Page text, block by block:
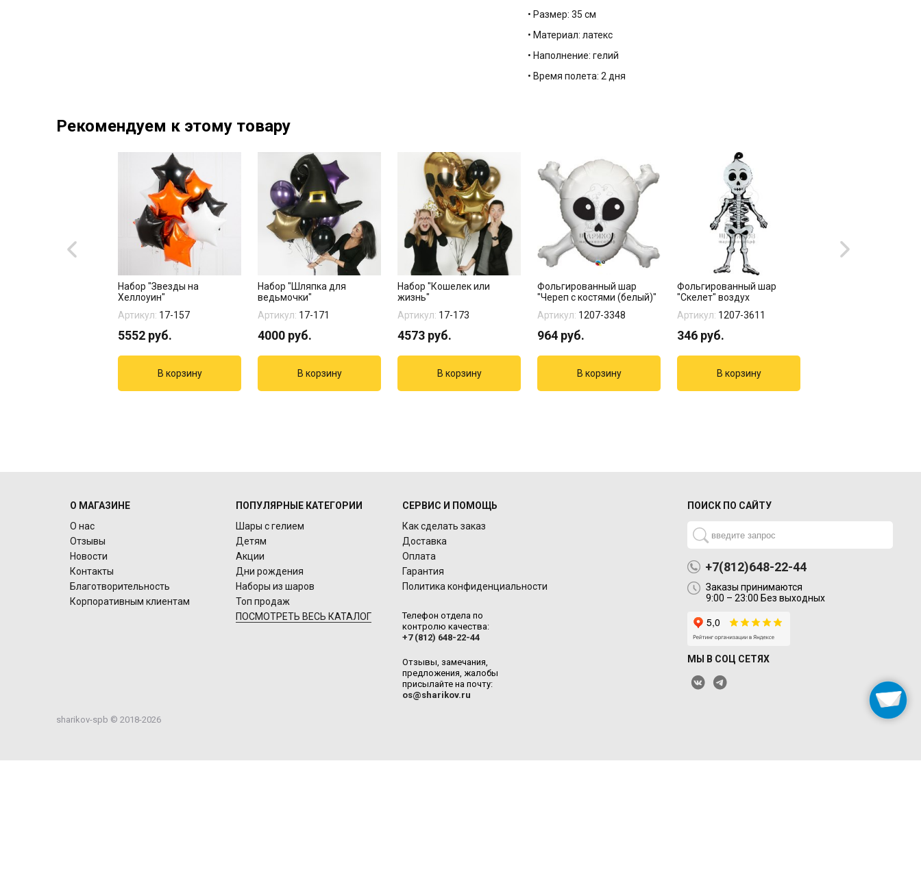
• Размер: 35 см
• Материал: латекс
• Наполнение: гелий
• Время полета: 2 дня
Рекомендуем к этому товару
Набор "Звезды на
Хеллоуин"
Артикул: 17-157
5552 руб.
Набор "Шляпка для
ведьмочки"
Артикул: 17-171
4000 руб.
Набор "Кошелек или
жизнь"
Артикул: 17-173
4573 руб.
Фольгированный шар
"Череп с костями (белый)"
Артикул: 1207-3348
964 руб.
Фольгированный шар
"Скелет" воздух
Артикул: 1207-3611
346 руб.
О МАГАЗИНЕ
О нас
Отзывы
Новости
Контакты
Благотворительность
Корпоративным клиентам
ПОПУЛЯРНЫЕ КАТЕГОРИИ
Шары с гелием
Детям
Акции
Дни рождения
Наборы из шаров
Топ продаж
ПОСМОТРЕТЬ ВЕСЬ КАТАЛОГ
СЕРВИС И ПОМОЩЬ
Как сделать заказ
Доставка
Оплата
Гарантия
Политика конфиденциальности
Телефон отдела по
контролю качества:
+7 (812) 648-22-44
Отзывы, замечания,
предложения, жалобы
присылайте на почту:
os@sharikov.ru
ПОИСК ПО САЙТУ
+7(812)648-22-44
Заказы принимаются
9:00 – 23:00 Без выходных
МЫ В СОЦ СЕТЯХ
sharikov-spb © 2018-2026